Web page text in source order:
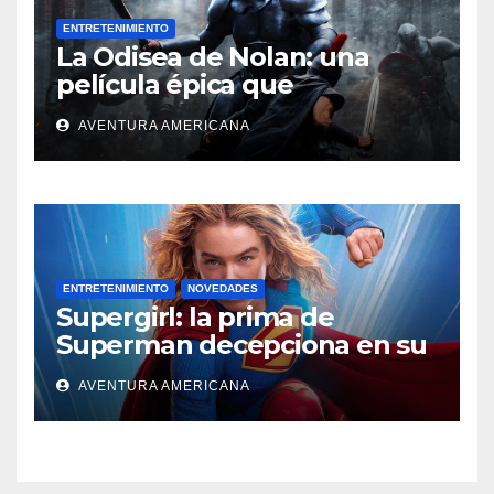
ENTRETENIMIENTO
La Odisea de Nolan: una
película épica que
deslumbra
AVENTURA AMERICANA
ENTRETENIMIENTO NOVEDADES
Supergirl: la prima de
Superman decepciona en su
regreso al cine
AVENTURA AMERICANA